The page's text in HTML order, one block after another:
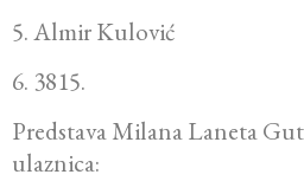
5. Almir Kulović
6. 3815.
Predstava Milana Laneta
ulaznica: